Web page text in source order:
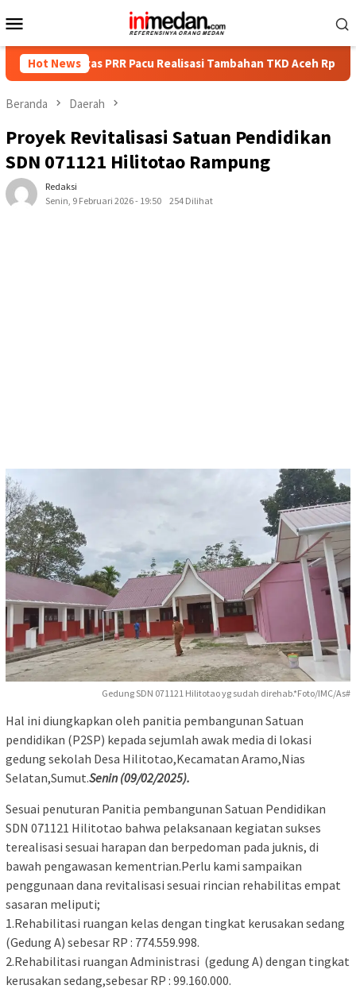
ke
Mobile
Hot News
PRR Pacu Realisasi Tambahan TKD Aceh Rp1,65 Triliun,
Beranda Daerah
Proyek Revitalisasi Satuan Pendidikan
SDN 071121 Hilitotao Rampung
Redaksi
Senin, 9 Februari 2026 - 19:50
254 Dilihat
Gedung SDN 071121 Hilitotao yg sudah direhab.*Foto/IMC/As#
Hal ini diungkapkan oleh panitia pembangunan Satuan
pendidikan (P2SP) kepada sejumlah awak media di lokasi
gedung sekolah Desa Hilitotao,Kecamatan Aramo,Nias
Selatan,Sumut.Senin (09/02/2025).
Sesuai penuturan Panitia pembangunan Satuan Pendidikan
SDN 071121 Hilitotao bahwa pelaksanaan kegiatan sukses
terealisasi sesuai harapan dan berpedoman pada juknis, di
bawah pengawasan kementrian.Perlu kami sampaikan
penggunaan dana revitalisasi sesuai rincian rehabilitas empat
sasaran meliputi;
1.Rehabilitasi ruangan kelas dengan tingkat kerusakan sedang
(Gedung A) sebesar RP : 774.559.998.
2.Rehabilitasi ruangan Administrasi (gedung A) dengan tingkat
kerusakan sedang,sebesar RP : 99.160.000.